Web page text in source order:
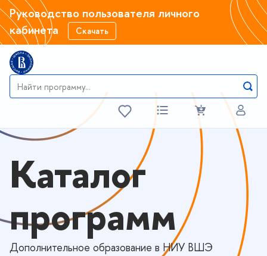
Руководство пользователя личного
кабинета
Скачать
Каталог
программ
Дополнительное образование в НИУ ВШЭ